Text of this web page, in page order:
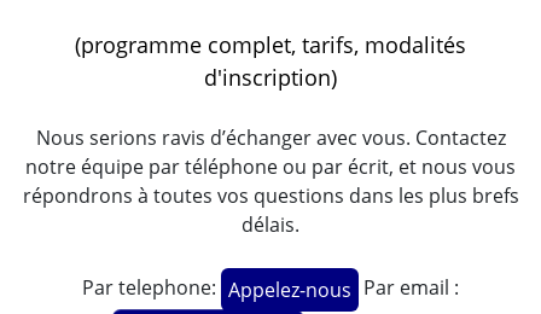
(programme complet, tarifs, modalités
d'inscription)
Nous serions ravis d’échanger avec vous. Contactez
notre équipe par téléphone ou par écrit, et nous vous
répondrons à toutes vos questions dans les plus brefs
délais.
Par telephone: Appelez-nous Par email :